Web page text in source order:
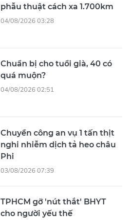
phẫu thuật cách xa 1.700km
04/08/2026 03:28
Chuẩn bị cho tuổi già, 40 có
quá muộn?
04/08/2026 02:51
Chuyển công an vụ 1 tấn thịt
nghi nhiễm dịch tả heo châu
Phi
03/08/2026 07:39
TPHCM gỡ 'nút thắt' BHYT
cho người yếu thế